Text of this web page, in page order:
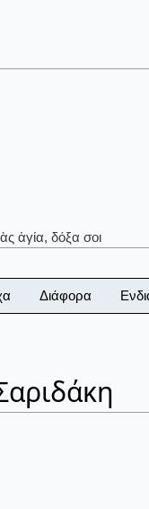
ἁγία, δόξα σοι
Διάφορα